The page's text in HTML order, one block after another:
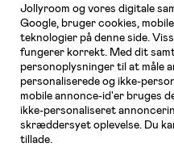
På lager
(0)
Plasto Tømmerlastbil med Grab,
Trailer og Tømmer 74 cm
Jollyroom og vores digitale
Google, bruger cookies,
teknologier på denne side.
fungerer korrekt. Med dit
personoplysninger til at måle
personaliserede og ikke-
mobile annonce-id'er bruges
ikke-personaliseret
skræddersyet oplevelse. Du
tillade.